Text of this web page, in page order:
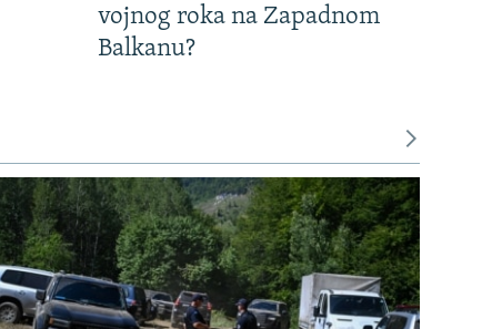
vojnog roka na Zapadnom
Balkanu?